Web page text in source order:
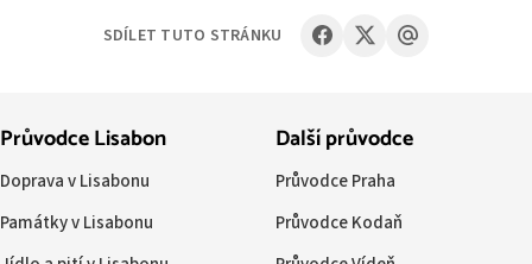
SDÍLET TUTO STRÁNKU
Průvodce Lisabon
Doprava v Lisabonu
Památky v Lisabonu
Další průvodce
Průvodce Praha
Průvodce Kodaň